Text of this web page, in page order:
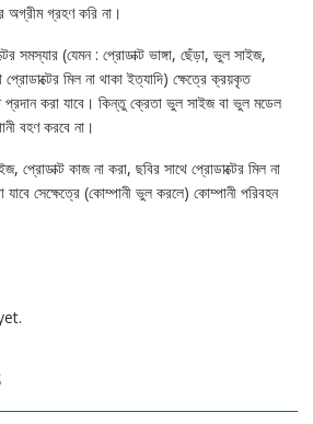
অগ্রীম গ্রহণ করি না।
সমস্যার (যেমন : প্রোডাক্ট ভাঙ্গা, ছেঁড়া, ভুল সাইজ,
মিল না থাকা ইত্যাদি) ক্ষেত্রে ক্রয়কৃত
করা যাবে। কিন্তু ক্রেতা ভুল সাইজ বা ভুল মডেল
বহণ করবে না।
প্রোডাক্ট কাজ না করা, ছবির সাথে প্রোডাক্টের মিল না
যাবে সেক্ষেত্রে (কোম্পানী ভুল করলে) কোম্পানী পরিবহন